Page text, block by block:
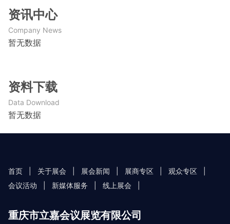
资讯中心
Company News
暂无数据
资料下载
Data Download
暂无数据
首页 关于展会 展会新闻 展商专区 观众专区
会议活动
新媒体服务 线上展会
重庆市立嘉会议展览有限公司